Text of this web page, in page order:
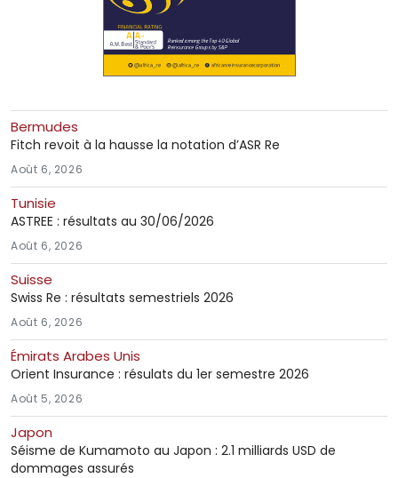
Bermudes
Fitch revoit à la hausse la notation d’ASR Re
Août 6, 2026
Tunisie
ASTREE : résultats au 30/06/2026
Août 6, 2026
Suisse
Swiss Re : résultats semestriels 2026
Août 6, 2026
Émirats Arabes Unis
Orient Insurance : résulats du 1er semestre 2026
Août 5, 2026
Japon
Séisme de Kumamoto au Japon : 2.1 milliards USD de
dommages assurés